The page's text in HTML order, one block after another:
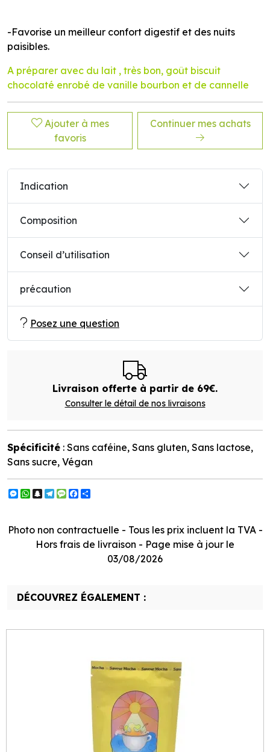
-Favorise un meilleur confort digestif et des nuits
paisibles.
A préparer avec du lait , très bon, goût biscuit
chocolaté enrobé de vanille bourbon et de cannelle
Ajouter à mes
favoris
Continuer mes achats
Indication
Composition
Conseil d’utilisation
précaution
Posez une question
Livraison offerte à partir de 69€.
Consulter le détail de nos livraisons
Spécificité : Sans caféine, Sans gluten, Sans lactose,
Sans sucre, Végan
Messenger
WhatsApp
Snapchat
Telegram
Message
Facebook
Photo non contractuelle - Tous les prix incluent la TVA -
Hors frais de livraison - Page mise à jour le
03/08/2026
DÉCOUVREZ ÉGALEMENT :